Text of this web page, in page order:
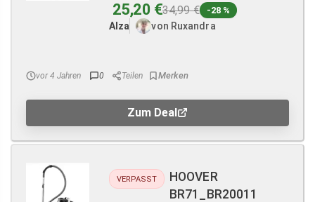
25,20 €34,99 € -28 %
Alza von Ruxandra
vor 4 Jahren 0 Teilen
Zum Deal
VERPASST
HOOVER
BR71_BR20011